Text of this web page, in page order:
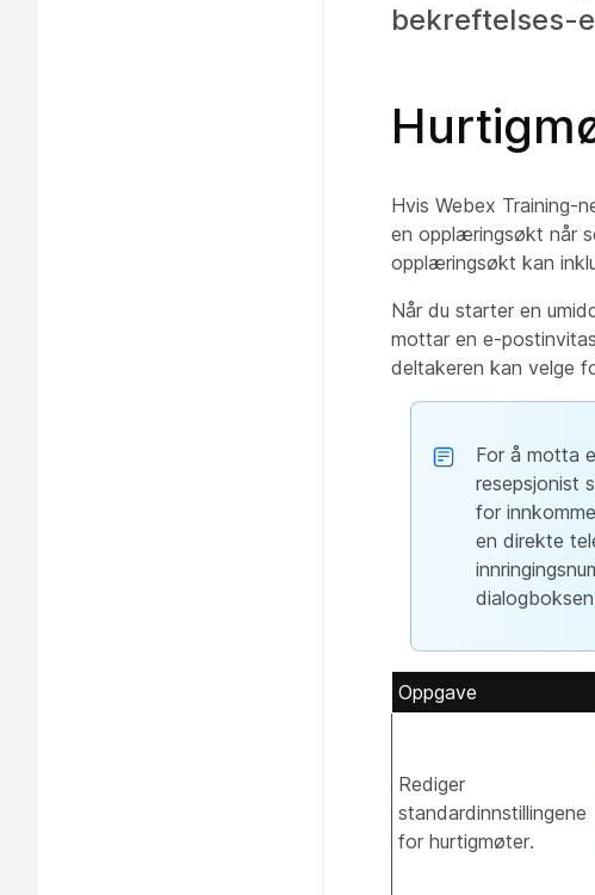
bekreftelses-
Hvis Webex Training-
en opplæringsøkt når
opplæringsøkt kan
Når du starter en
mottar en e-
deltakeren kan velge
For å motta
resepsjonist
for
en direkte
Oppgave
Rediger
standardinnstillingene
for hurtigmøter.